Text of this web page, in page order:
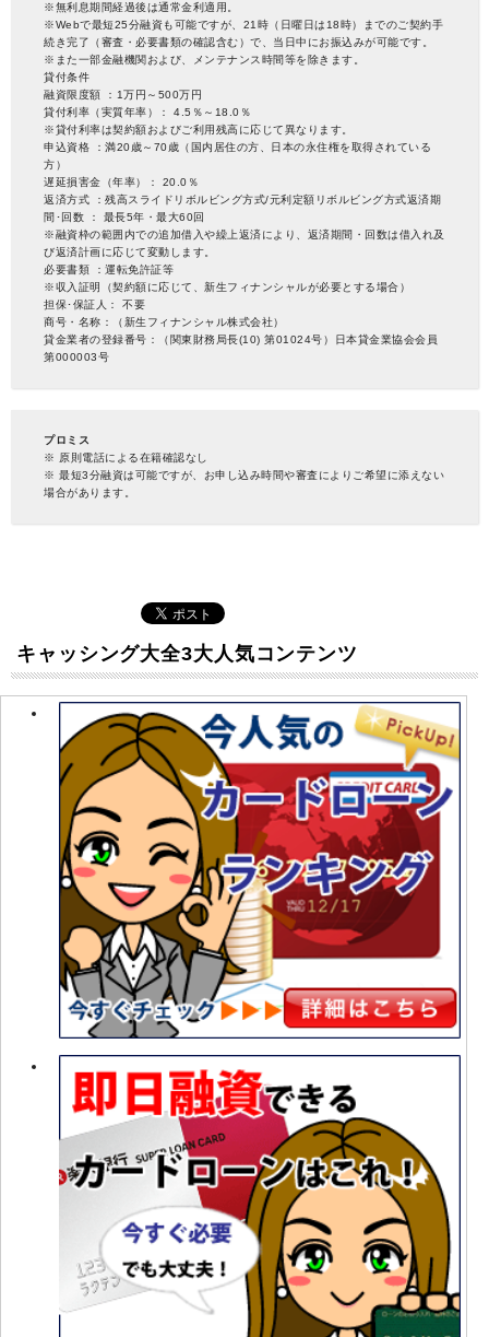
※無利息期間経過後は通常金利適用。
※Webで最短25分融資も可能ですが、21時（日曜日は18時）までのご契約手
続き完了（審査・必要書類の確認含む）で、当日中にお振込みが可能です。
※また一部金融機関および、メンテナンス時間等を除きます。
貸付条件
融資限度額 ：1万円～500万円
貸付利率（実質年率）： 4.5％～18.0％
※貸付利率は契約額およびご利用残高に応じて異なります。
申込資格 ：満20歳～70歳（国内居住の方、日本の永住権を取得されている
方）
遅延損害金（年率）： 20.0％
返済方式 ：残高スライドリボルビング方式/元利定額リボルビング方式返済期
間･回数 ： 最長5年・最大60回
※融資枠の範囲内での追加借入や繰上返済により、返済期間・回数は借入れ及
び返済計画に応じて変動します。
必要書類 ：運転免許証等
※収入証明（契約額に応じて、新生フィナンシャルが必要とする場合）
担保･保証人： 不要
商号・名称：（新生フィナンシャル株式会社）
貸金業者の登録番号：（関東財務局長(10) 第01024号） 日本貸金業協会会員
第000003号
プロミス
※ 原則電話による在籍確認なし
※ 最短3分融資は可能ですが、お申し込み時間や審査によりご希望に添えない
場合があります。
キャッシング大全3大人気コンテンツ